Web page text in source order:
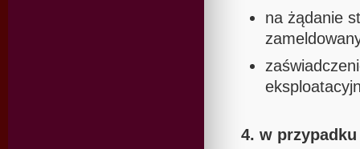
na żądanie
4. w przypadku